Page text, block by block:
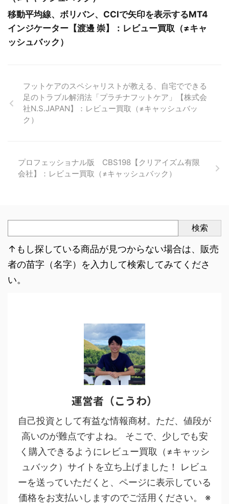
移動平均線、ボリバン、CCIで矢印を表示するMT4
インジケーター【渡邊 崇】：レビュー買取（≠キャ
ッシュバック）
フットケアのスペシャリストが教える、自宅でできる
足のトラブル解消法「プラチナフットケア」【株式会
社N.S.JAPAN】：レビュー買取（≠キャッシュバッ
ク）
プロフェッショナル版 CBS198【クリアイズム有限
会社】：レビュー買取（≠キャッシュバック）
検索
↑もし探している商品が見つからない場合は、販売
者の苗字（名字）を入力して検索してみてくださ
い。
運営者（こうわ）
自己投資として有益な情報商材。ただ、値段が
高いのが難点ですよね。 そこで、少しでも安
く購入できるようにレビュー買取（≠キャッシ
ュバック）サイトを立ち上げました！ レビュ
ーを送っていただくと、ページに表示している
価格をお支払いしますのでご活用ください。 ※